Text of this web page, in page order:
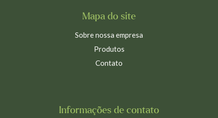
Mapa do site
Sobre nossa empresa
Produtos
Contato
Informações de contato